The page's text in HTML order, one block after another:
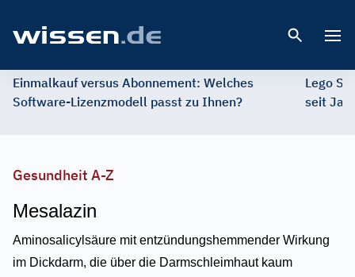
Einmalkauf versus Abonnement: Welches
Software-Lizenzmodell passt zu Ihnen?
Lego
seit
Gesundheit A-Z
Mesalazin
Aminosalicylsäure mit entzündungshemmender Wirkung
im Dickdarm, die über die Darmschleimhaut kaum